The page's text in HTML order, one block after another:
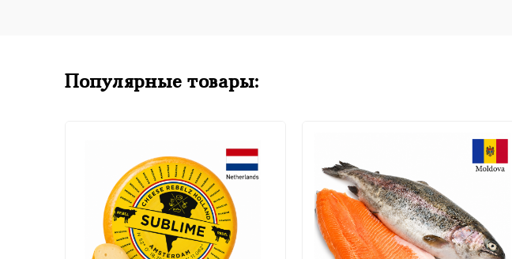
Популярные товары: